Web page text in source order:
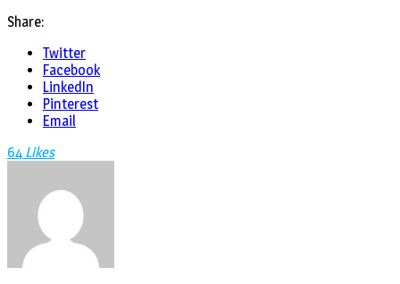
Share:
Twitter
Facebook
LinkedIn
Pinterest
Email
64Likes